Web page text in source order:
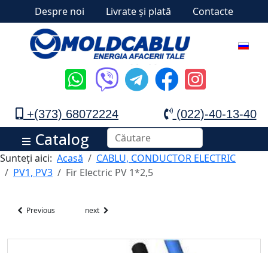
Despre noi Livrate și plată Contacte
+(373) 68072224 (022)-40-13-40
Catalog
Sunteți aici: Acasă
CABLU, CONDUCTOR ELECTRIC
PV1, PV3
Fir Electric PV 1*2,5
Previous next